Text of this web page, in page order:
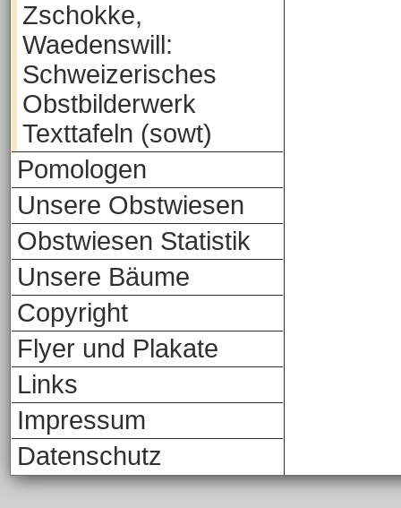
Zschokke,
Waedenswill:
Schweizerisches
Obstbilderwerk
Texttafeln (sowt)
Pomologen
Unsere Obstwiesen
Obstwiesen Statistik
Unsere Bäume
Copyright
Flyer und Plakate
Links
Impressum
Datenschutz